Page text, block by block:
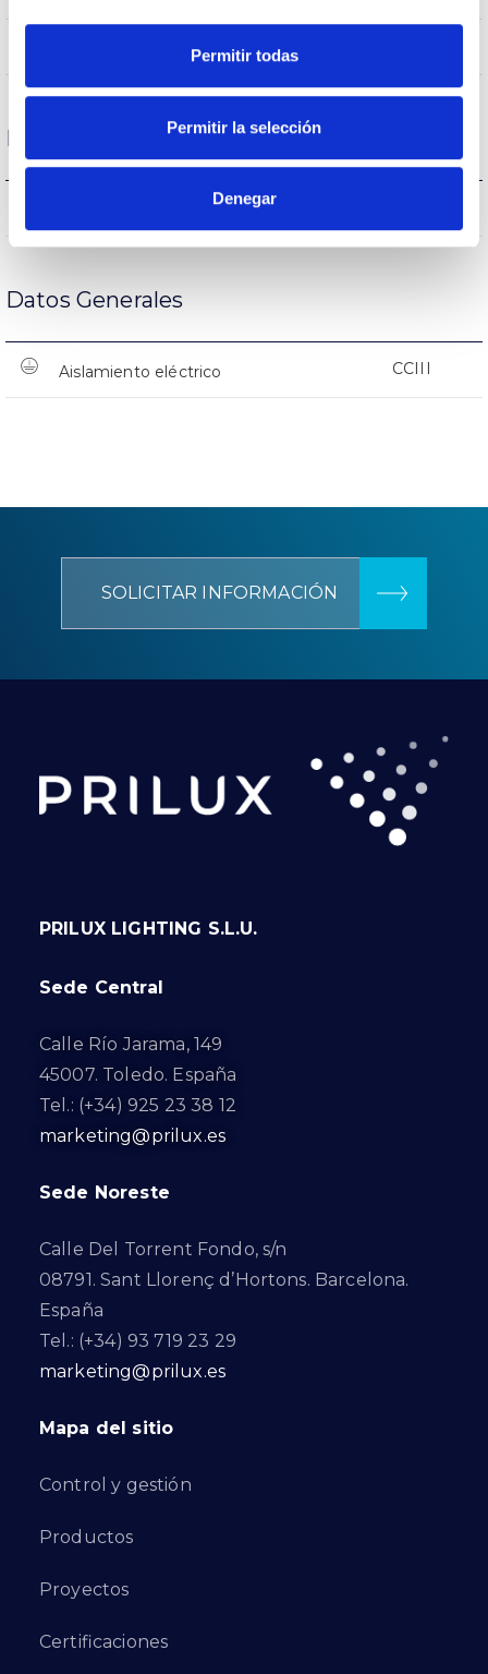
Permitir todas
Permitir la selección
Denegar
(L70B50>)50.000h
Protecciones
Protección sobretensiones
Datos Generales
Aislamiento eléctrico CCIII
SOLICITAR INFORMACIÓN
PRILUX LIGHTING S.L.U.
Sede Central
Calle Río Jarama, 149
45007. Toledo. España
Tel.: (+34) 925 23 38 12
marketing@prilux.es
Sede Noreste
Calle Del Torrent Fondo, s/n
08791. Sant Llorenç d’Hortons. Barcelona.
España
Tel.: (+34) 93 719 23 29
marketing@prilux.es
Mapa del sitio
Control y gestión
Productos
Proyectos
Certificaciones